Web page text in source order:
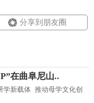
分享到朋友圈
在曲阜尼山..
学新载体 推动母学文化创